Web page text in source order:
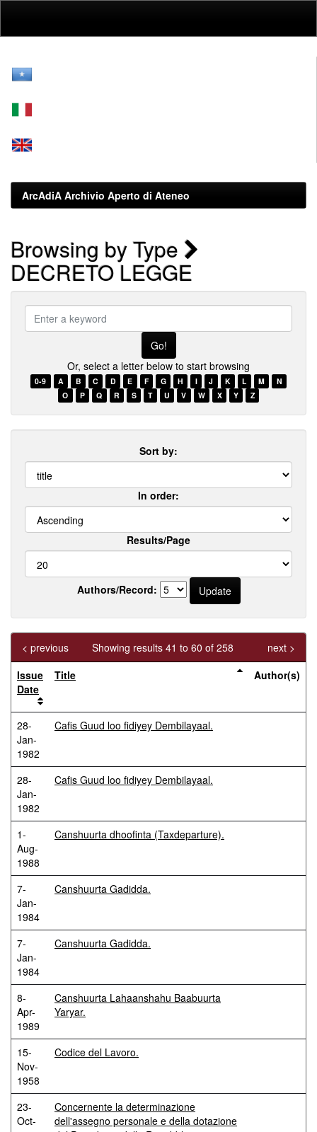
ArcAdiA Archivio Aperto di Ateneo
Browsing by Type
DECRETO LEGGE
keyword
Or, select a letter below to start browsing
0-9 A B C D E F G H I J K L M
N
O
P Q R S T U V W X Y Z
Sort by:
In order:
Results/Page
Authors/Record:
Showing results 41 to 60 of 258
< previous
next >
Issue
Date
Title Author(s)
28-
Jan-
1982
Cafis Guud loo fidiyey Dembilayaal.
28-
Jan-
1982
Cafis Guud loo fidiyey Dembilayaal.
1-
Aug-
1988
Canshuurta dhoofinta (Taxdeparture).
7-
Jan-
1984
Canshuurta Gadidda.
7-
Jan-
1984
Canshuurta Gadidda.
8-
Apr-
1989
Canshuurta Lahaanshahu Baabuurta
Yaryar.
15-
Nov-
1958
Codice del Lavoro.
23-
Oct-
Concernente la determinazione
dell'assegno personale e della dotazione